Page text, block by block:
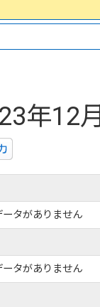
年12月
ータがありません
ータがありません